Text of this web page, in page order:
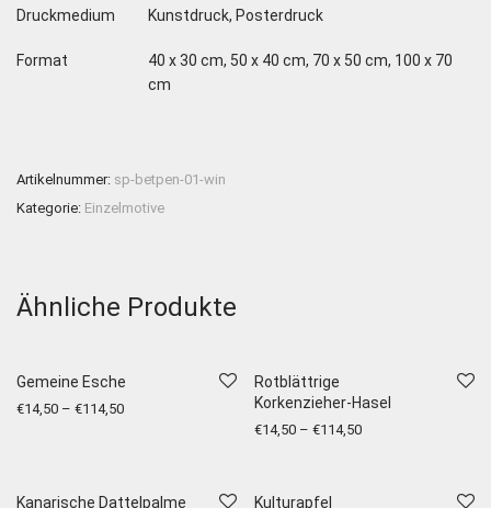
Druckmedium Kunstdruck, Posterdruck
Format
40 x 30 cm, 50 x 40 cm, 70 x 50 cm, 100 x 70
cm
Artikelnummer: sp-betpen-01-win
Kategorie: Einzelmotive
Ähnliche Produkte
Gemeine Esche
€14,50 – €114,50
Rotblättrige
Korkenzieher-Hasel
€14,50 – €114,50
Kanarische Dattelpalme Kulturapfel